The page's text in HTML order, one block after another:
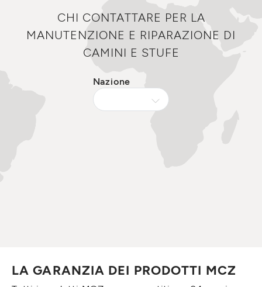
CHI CONTATTARE PER LA
MANUTENZIONE E RIPARAZIONE DI
CAMINI E STUFE
Nazione
LA GARANZIA DEI PRODOTTI MCZ